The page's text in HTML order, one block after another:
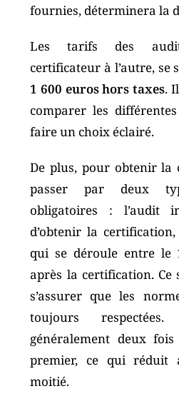
fournies, déterminera la
Les tarifs des
certificateur à l’autre, se
1 600 euros hors taxes.
comparer les
faire un choix éclairé.
De plus, pour obtenir
passer par deux
obligatoires : l’audit
d’obtenir la
qui se déroule entre le
après la certification. Ce
s’assurer que les
toujours
généralement deux
premier, ce qui réduit
moitié.